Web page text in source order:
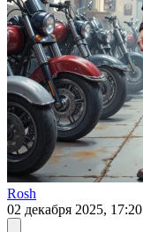
Rosh
02 декабря 2025, 17:20